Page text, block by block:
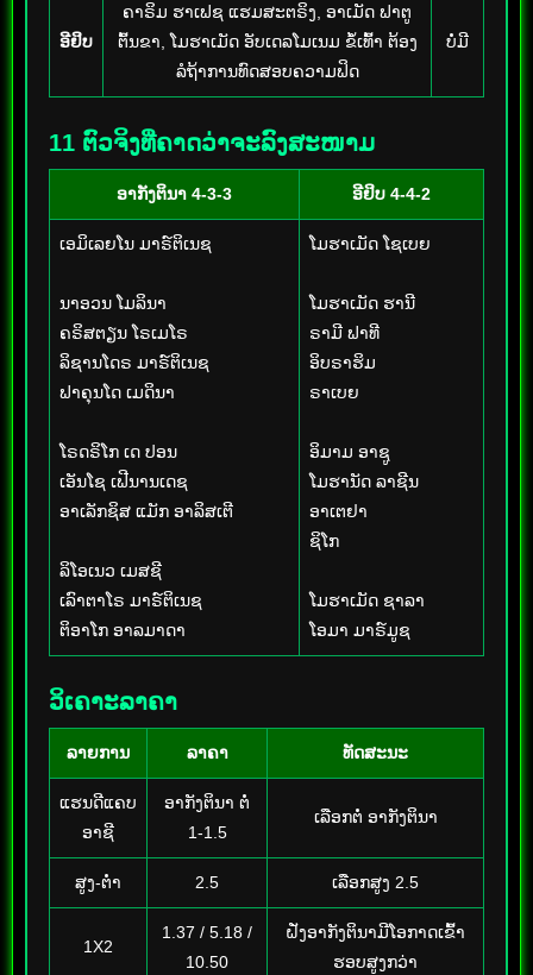
ອີຢິບ
ຄາຣິມ ຮາເຟຊ ແຮມສະຕຣິງ, ອາເມັດ ຟາຕູ
ຕົ້ນຂາ, ໂມຮາເມັດ ອັບເດລໂມເນມ ຂໍ້ເທົ້າ ຕ້ອງ
ລໍຖ້າການທົດສອບຄວາມຟິດ
ບໍ່ມີ
11 ຕົວຈິງທີ່ຄາດວ່າຈະລົງສະໜາມ
ອາກັງຕິນາ 4-3-3 ອີຢິບ 4-4-2
ເອມິເລຍໂນ ມາຣ໌ຕິເນຊ
ນາອວນ ໂມລິນາ
ຄຣິສຕຽນ ໂຣເມໂຣ
ລິຊານໂດຣ ມາຣ໌ຕິເນຊ
ຟາຄຸນໂດ ເມດິນາ
ໂຣດຣິໂກ ເດ ປອນ
ເອັນໂຊ ເຟີນານເດຊ
ອາເລັກຊິສ ແມັກ ອາລິສເຕີ
ລິໂອເນວ ເມສຊີ
ເລົາຕາໂຣ ມາຣ໌ຕິເນຊ
ຕິອາໂກ ອາລມາດາ
ໂມຮາເມັດ ໂຊເບຍ
ໂມຮາເມັດ ຮານີ
ຣາມີ ຟາທີ
ອິບຣາຮິມ
ຣາເບຍ
ອິມາມ ອາຊູ
ໂມຮານັດ ລາຊີນ
ອາເຕຢາ
ຊິໂກ
ໂມຮາເມັດ ຊາລາ
ໂອມາ ມາຣ໌ມູຊ
ວິເຄາະລາຄາ
ລາຍການ ລາຄາ ທັດສະນະ
ແຮນດີແຄບ
ອາຊີ
ອາກັງຕິນາ ຕໍ່
1-1.5
ເລືອກຕໍ່ ອາກັງຕິນາ
ສູງ-ຕໍ່າ 2.5 ເລືອກສູງ 2.5
1X2
1.37 / 5.18 /
10.50
ຝັ່ງອາກັງຕິນາມີໂອກາດເຂົ້າ
ຮອບສູງກວ່າ